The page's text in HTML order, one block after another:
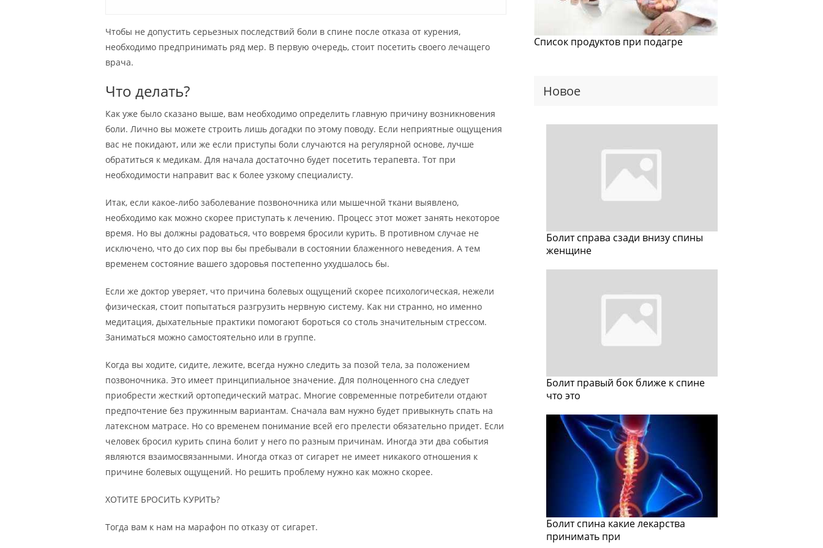
Чтобы не допустить серьезных последствий боли в спине после отказа от курения,
необходимо предпринимать ряд мер. В первую очередь, стоит посетить своего лечащего
врача.
Что делать?
Как уже было сказано выше, вам необходимо определить главную причину возникновения
боли. Лично вы можете строить лишь догадки по этому поводу. Если неприятные ощущения
вас не покидают, или же если приступы боли случаются на регулярной основе, лучше
обратиться к медикам. Для начала достаточно будет посетить терапевта. Тот при
необходимости направит вас к более узкому специалисту.
Итак, если какое-либо заболевание позвоночника или мышечной ткани выявлено,
необходимо как можно скорее приступать к лечению. Процесс этот может занять некоторое
время. Но вы должны радоваться, что вовремя бросили курить. В противном случае не
исключено, что до сих пор вы бы пребывали в состоянии блаженного неведения. А тем
временем состояние вашего здоровья постепенно ухудшалось бы.
Если же доктор уверяет, что причина болевых ощущений скорее психологическая, нежели
физическая, стоит попытаться разгрузить нервную систему. Как ни странно, но именно
медитация, дыхательные практики помогают бороться со столь значительным стрессом.
Заниматься можно самостоятельно или в группе.
Когда вы ходите, сидите, лежите, всегда нужно следить за позой тела, за положением
позвоночника. Это имеет принципиальное значение. Для полноценного сна следует
приобрести жесткий ортопедический матрас. Многие современные потребители отдают
предпочтение без пружинным вариантам. Сначала вам нужно будет привыкнуть спать на
латексном матрасе. Но со временем понимание всей его прелести обязательно придет. Если
человек бросил курить спина болит у него по разным причинам. Иногда эти два события
являются взаимосвязанными. Иногда отказ от сигарет не имеет никакого отношения к
причине болевых ощущений. Но решить проблему нужно как можно скорее.
ХОТИТЕ БРОСИТЬ КУРИТЬ?
Тогда вам к нам на марафон по отказу от сигарет.
Список продуктов при подагре
Новое
Болит справа сзади внизу спины
женщине
Болит правый бок ближе к спине
что это
Болит спина какие лекарства
принимать при